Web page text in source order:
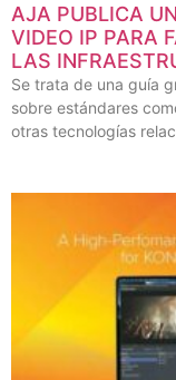
AJA PUBLICA
VIDEO IP PARA
LAS
Se trata de una guía
sobre estándares
otras tecnologías